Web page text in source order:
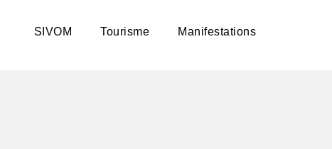
SIVOM Tourisme Manifestations